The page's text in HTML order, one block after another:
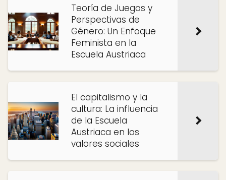
Teoría de Juegos y
Perspectivas de
Género: Un Enfoque
Feminista en la
Escuela Austriaca
El capitalismo y la
cultura: La influencia
de la Escuela
Austriaca en los
valores sociales